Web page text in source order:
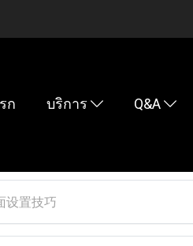
ก บริการ Q&A
设置技巧